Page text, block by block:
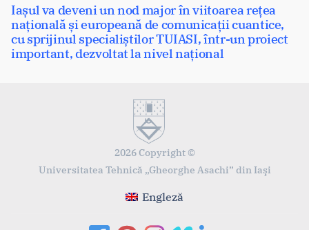
Articolul
anterior:
Iașul va deveni un nod major în viitoarea rețea
națională și europeană de comunicații cuantice,
cu sprijinul specialiștilor TUIASI, într-un proiect
important, dezvoltat la nivel național
2026 Copyright ©
Universitatea Tehnică „Gheorghe Asachi” din Iaşi
Engleză